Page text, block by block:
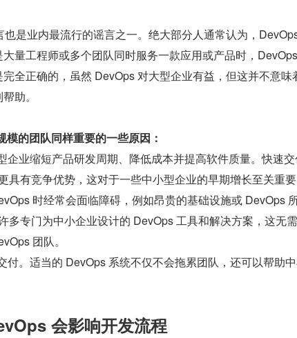
是业内最流行的谣言之一。绝大部分人通常认为，
量工程师或多个团队同时服务一款应用或产品时，
全正确的，虽然 DevOps 对大型企业有益，但这并不意味
助。
的团队同样重要的一些原因：
企业缩短产品研发周期、降低成本并提高软件质量。快速
具有竞争优势，这对于一些中小型企业的早期增长至关重要
时经常会面临障碍，例如昂贵的基础设施或 DevOps
多专门为中小企业设计的 DevOps 工具和解决方案，这无
团队。
付。适当的 DevOps 系统不仅不会拖累团队，还可以帮助
会影响开发流程